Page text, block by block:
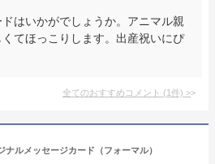
はいかがでしょうか。アニマル親
てほっこりします。出産祝いにぴ
全てのおすすめコメント (1件) >
ナルメッセージカード（フォーマル）